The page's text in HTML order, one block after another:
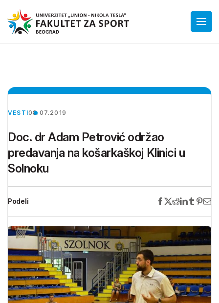
VESTI08.07.2019
Doc. dr Adam Petrović održao
predavanja na košarkaškoj Klinici u
Solnoku
Podeli